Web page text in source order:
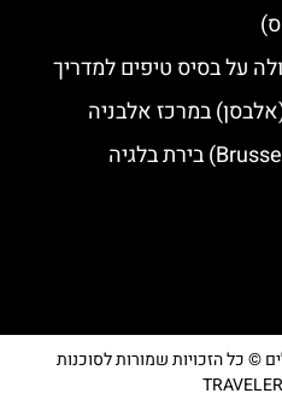
על בסיס טיפים למדריך
© כל הזכויות שמורות לסוכנות